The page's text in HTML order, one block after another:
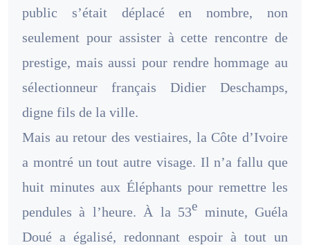
public s’était déplacé en nombre, non
seulement pour assister à cette rencontre de
prestige, mais aussi pour rendre hommage au
sélectionneur français Didier Deschamps,
digne fils de la ville.
Mais au retour des vestiaires, la Côte d’Ivoire
a montré un tout autre visage. Il n’a fallu que
huit minutes aux Éléphants pour remettre les
pendules à l’heure. À la 53e minute, Guéla
Doué a égalisé, redonnant espoir à tout un